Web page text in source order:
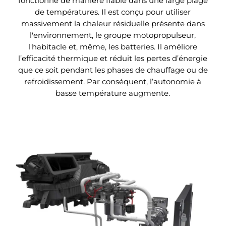
Grand espace pour les passagers à l’arrière
Grâce à la construction de la e-Platform 3.0, le
plancher à l’arrière est entièrement plat, ce qui crée
un espace étonnamment grand. Ce grand espace
pour les jambes permet à votre famille et vos amis
tranchants externes dans la batterie lors d’un grave
accident de la route. La Batterie Blade a passé le
test de pénétration de clous sans émettre de fumée
ou de feu. La température de surface n’a atteint
que 30 à 60 °C.
de températures. Il est conçu pour utiliser
massivement la chaleur résiduelle présente dans
l'environnement, le groupe motopropulseur,
l'habitacle et, même, les batteries. Il améliore
l’efficacité thermique et réduit les pertes d’énergie
que ce soit pendant les phases de chauffage ou de
refroidissement. Par conséquent, l’autonomie à
basse température augmente.